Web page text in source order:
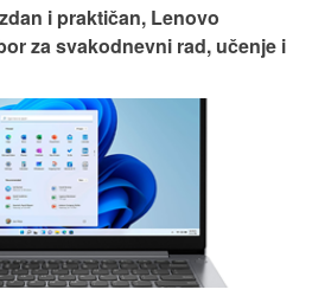
i praktičan, Lenovo
za svakodnevni rad, učenje i